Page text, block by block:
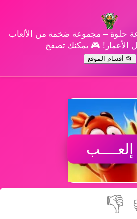
حلوة – مجموعة ضخمة من الألعاب
الأعمار! 🎮 يمكنك تصفح
📂 أقسام الموقع
إلعــــب
👎